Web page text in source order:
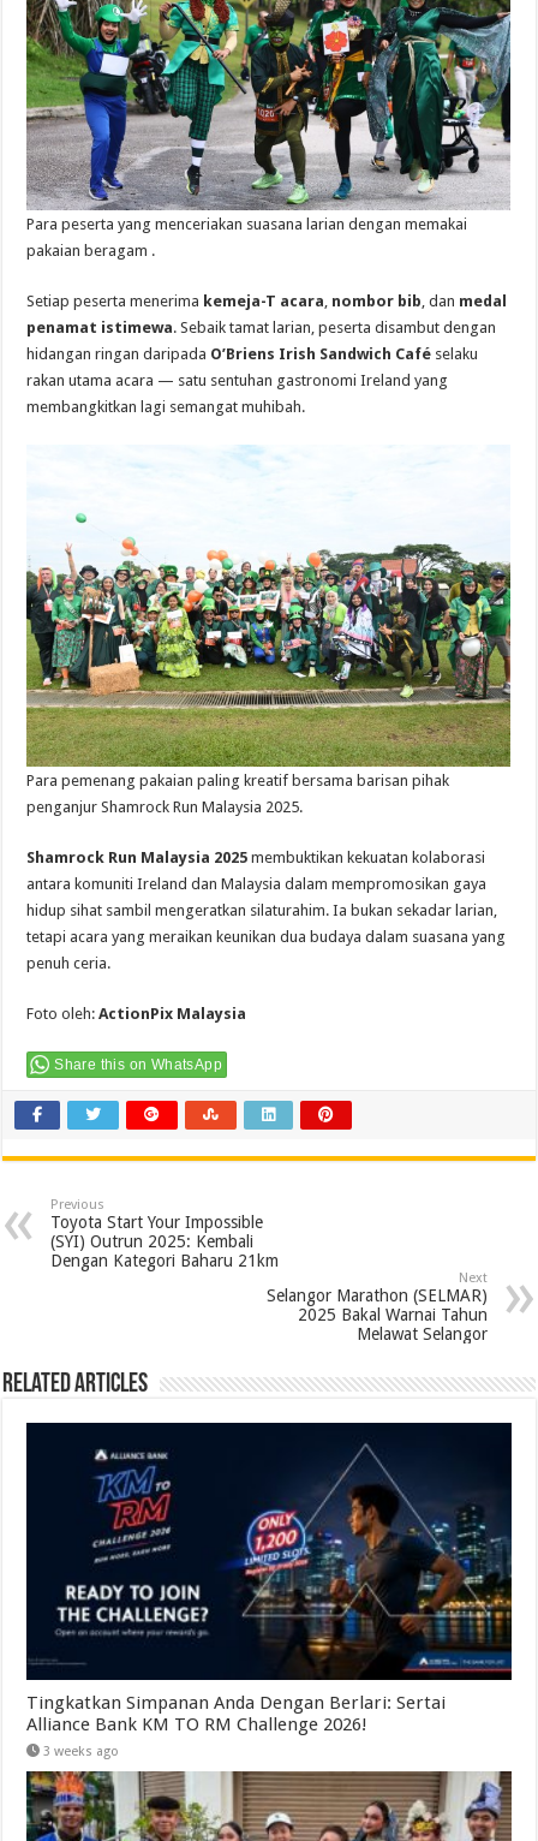
Para peserta yang menceriakan suasana larian dengan memakai
pakaian beragam .
Setiap peserta menerima kemeja-T acara nombor bib , dan medal
penamat istimewa. Sebaik tamat larian, peserta disambut dengan
hidangan ringan daripada O’Briens Irish Sandwich Café selaku
rakan utama acara — satu sentuhan gastronomi Ireland yang
membangkitkan lagi semangat muhibah.
Para pemenang pakaian paling kreatif bersama barisan pihak
penganjur Shamrock Run Malaysia 2025.
Shamrock Run Malaysia 2025 membuktikan kekuatan kolaborasi
antara komuniti Ireland dan Malaysia dalam mempromosikan gaya
hidup sihat sambil mengeratkan silaturahim. Ia bukan sekadar larian,
tetapi acara yang meraikan keunikan dua budaya dalam suasana yang
penuh ceria.
Foto oleh:ActionPix Malaysia
Share this on WhatsApp
Previous
Toyota Start Your Impossible
(SYI) Outrun 2025: Kembali
Dengan Kategori Baharu 21km
Next
Selangor Marathon (SELMAR)
2025 Bakal Warnai Tahun
Melawat Selangor
Related Articles
Tingkatkan Simpanan Anda Dengan Berlari: Sertai
Alliance Bank KM TO RM Challenge 2026!
3 weeks ago